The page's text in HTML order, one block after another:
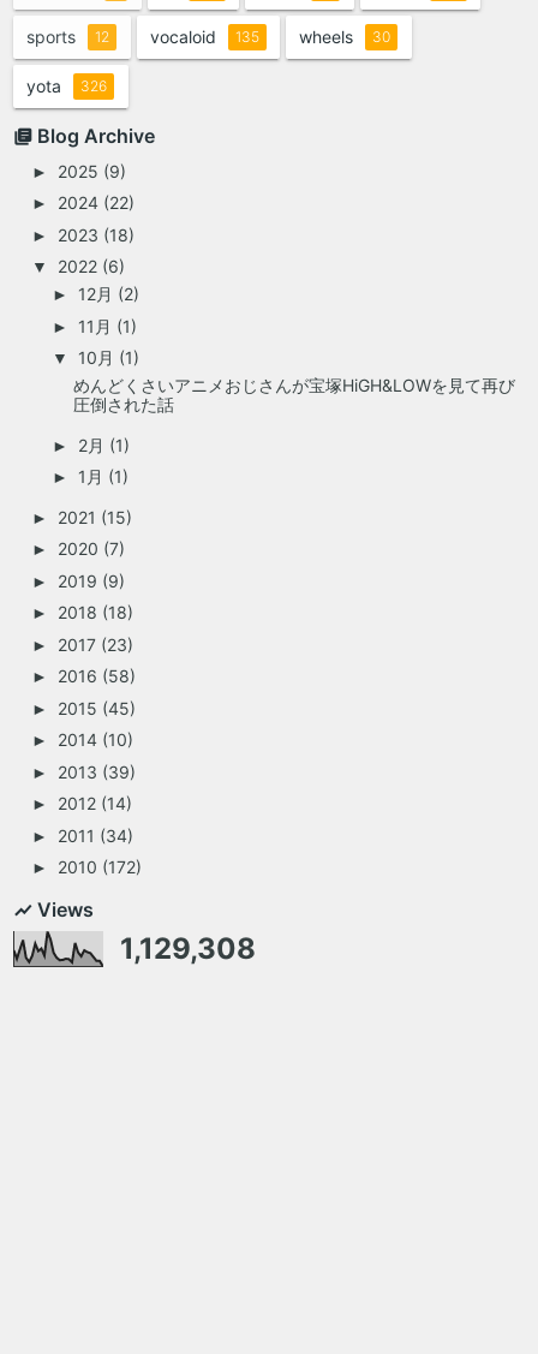
sports 12 vocaloid 135 wheels 30
yota 326
Blog Archive
► 2025 (9)
► 2024 (22)
► 2023 (18)
▼ 2022 (6)
► 12月 (2)
► 11月 (1)
▼ 10月 (1)
めんどくさいアニメおじさんが宝塚HiGH&LOWを見て再び
圧倒された話
► 2月 (1)
► 1月 (1)
► 2021 (15)
► 2020 (7)
► 2019 (9)
► 2018 (18)
► 2017 (23)
► 2016 (58)
► 2015 (45)
► 2014 (10)
► 2013 (39)
► 2012 (14)
► 2011 (34)
► 2010 (172)
Views
1,129,308